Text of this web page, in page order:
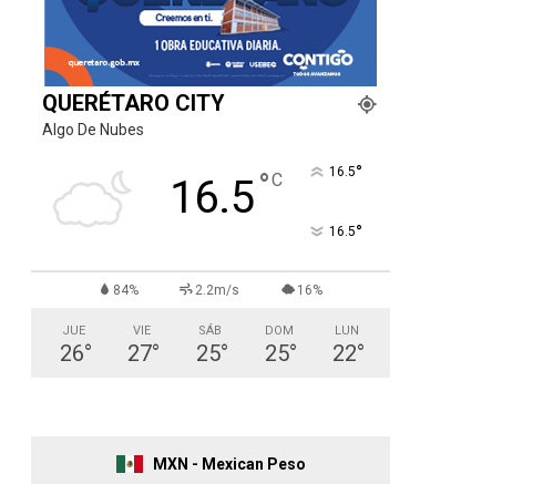
QUERÉTARO CITY
Algo De Nubes
16.5°C 16.5°
16.5°
84% 2.2m/s 16%
JUE
26°
VIE
27°
SÁB
25°
DOM
25°
LUN
22°
MXN - Mexican Peso